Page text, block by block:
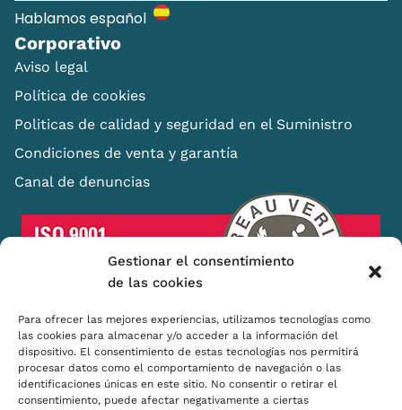
Gestionar el consentimiento
de las cookies
Para ofrecer las mejores experiencias, utilizamos tecnologías como
las cookies para almacenar y/o acceder a la información del
dispositivo. El consentimiento de estas tecnologías nos permitirá
procesar datos como el comportamiento de navegación o las
identificaciones únicas en este sitio. No consentir o retirar el
consentimiento, puede afectar negativamente a ciertas
Hablamos español
Corporativo
Aviso legal
Política de cookies
Politicas de calidad y seguridad en el Suministro
Condiciones de venta y garantía
Canal de denuncias
Shopping Basket
Distribuidores